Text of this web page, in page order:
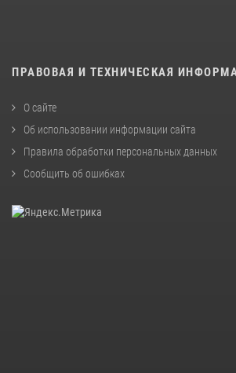
ПРАВОВАЯ И ТЕХНИЧЕСКАЯ
О сайте
Об использовании информации сайта
Правила обработки персональных данных
Сообщить об ошибках